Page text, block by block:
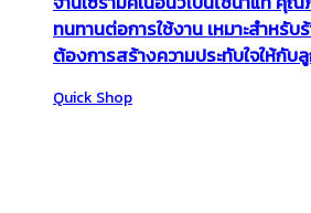
ทนทานต่อการใช้งาน เหมาะสำหรับ
ต้องการสร้างความประทับใจให้กับ
Quick Shop